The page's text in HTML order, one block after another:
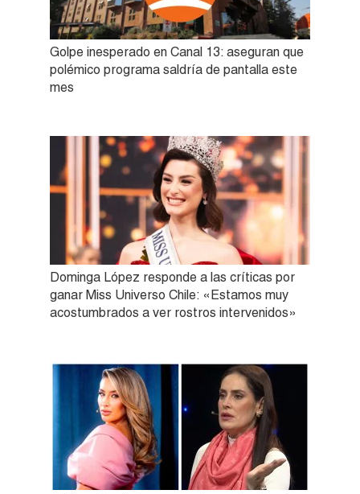
Golpe inesperado en Canal 13: aseguran que
polémico programa saldría de pantalla este
mes
Dominga López responde a las críticas por
ganar Miss Universo Chile: «Estamos muy
acostumbrados a ver rostros intervenidos»